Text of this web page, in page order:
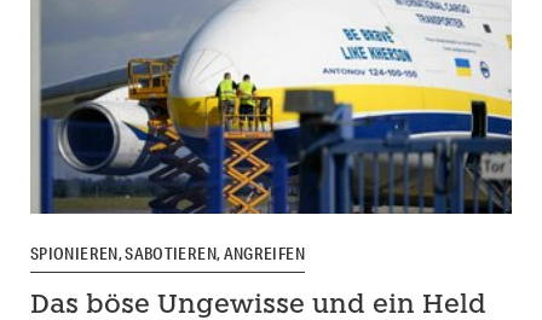
SPIONIEREN, SABOTIEREN, ANGREIFEN
Das böse Ungewisse und ein Held